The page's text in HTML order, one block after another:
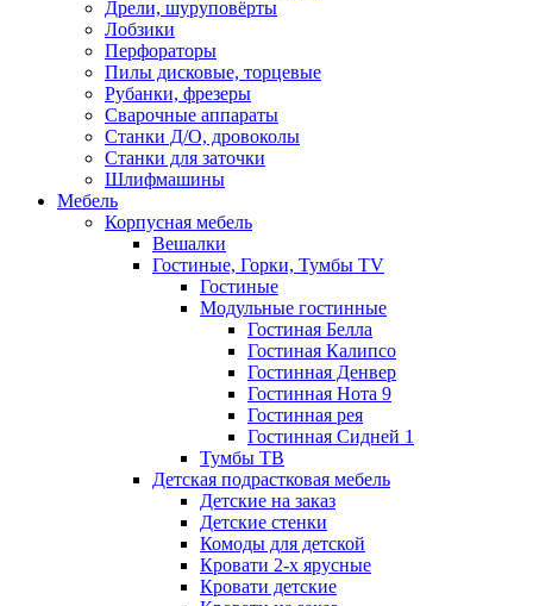
Дрели, шуруповёрты
Лобзики
Перфораторы
Пилы дисковые, торцевые
Рубанки, фрезеры
Сварочные аппараты
Станки Д/О, дровоколы
Станки для заточки
Шлифмашины
Мебель
Корпусная мебель
Вешалки
Гостиные, Горки, Тумбы TV
Гостиные
Модульные гостинные
Гостиная Белла
Гостиная Калипсо
Гостинная Денвер
Гостинная Нота 9
Гостинная рея
Гостинная Сидней 1
Тумбы ТВ
Детская подрастковая мебель
Детские на заказ
Детские стенки
Комоды для детской
Кровати 2-х ярусные
Кровати детские